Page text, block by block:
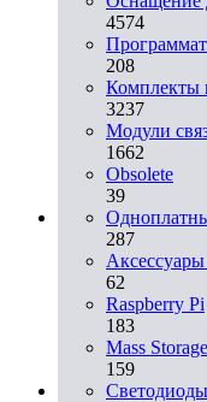
4574
208
Комплекты
3237
Модули
1662
Obsolete
39
287
62
Raspberry Pi
183
Mass Storage
159
Светодиоды